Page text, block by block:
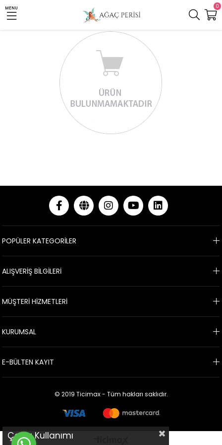
MENU 0
POPÜLER KATEGORİLER
ALIŞVERİŞ BİLGİLERİ
MÜŞTERİ HİZMETLERİ
KURUMSAL
E-BÜLTEN KAYIT
© 2019 Ticimax - Tüm hakları saklıdır.
Çerez Kullanımı